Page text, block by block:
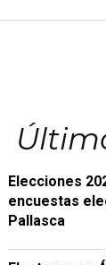
Elecciones
encuestas
Pallasca